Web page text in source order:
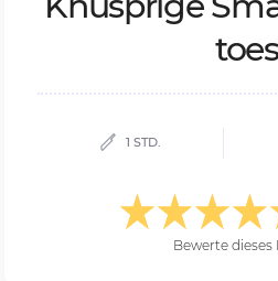
to­es
1 STD.
Bewerte dieses